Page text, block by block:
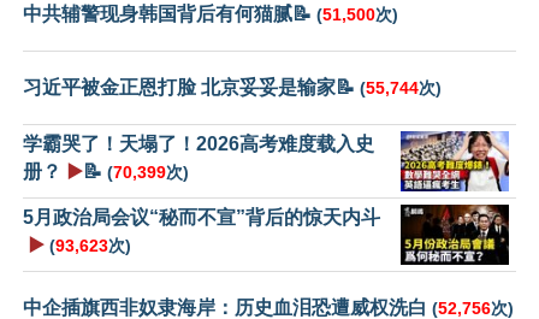
中共辅警现身韩国背后有何猫腻📝 (51,500次)
习近平被金正恩打脸 北京妥妥是输家📝 (55,744次)
学霸哭了！天塌了！2026高考难度载入史
册？
▶️📝 (70,399次)
5月政治局会议“秘而不宣”背后的惊天内斗
▶️ (93,623次)
中企插旗西非奴隶海岸：历史血泪恐遭威权洗白 (52,756次)